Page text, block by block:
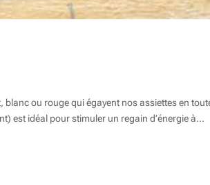
ou rouge qui égayent nos assiettes en
est idéal pour stimuler un regain d’énergie à...